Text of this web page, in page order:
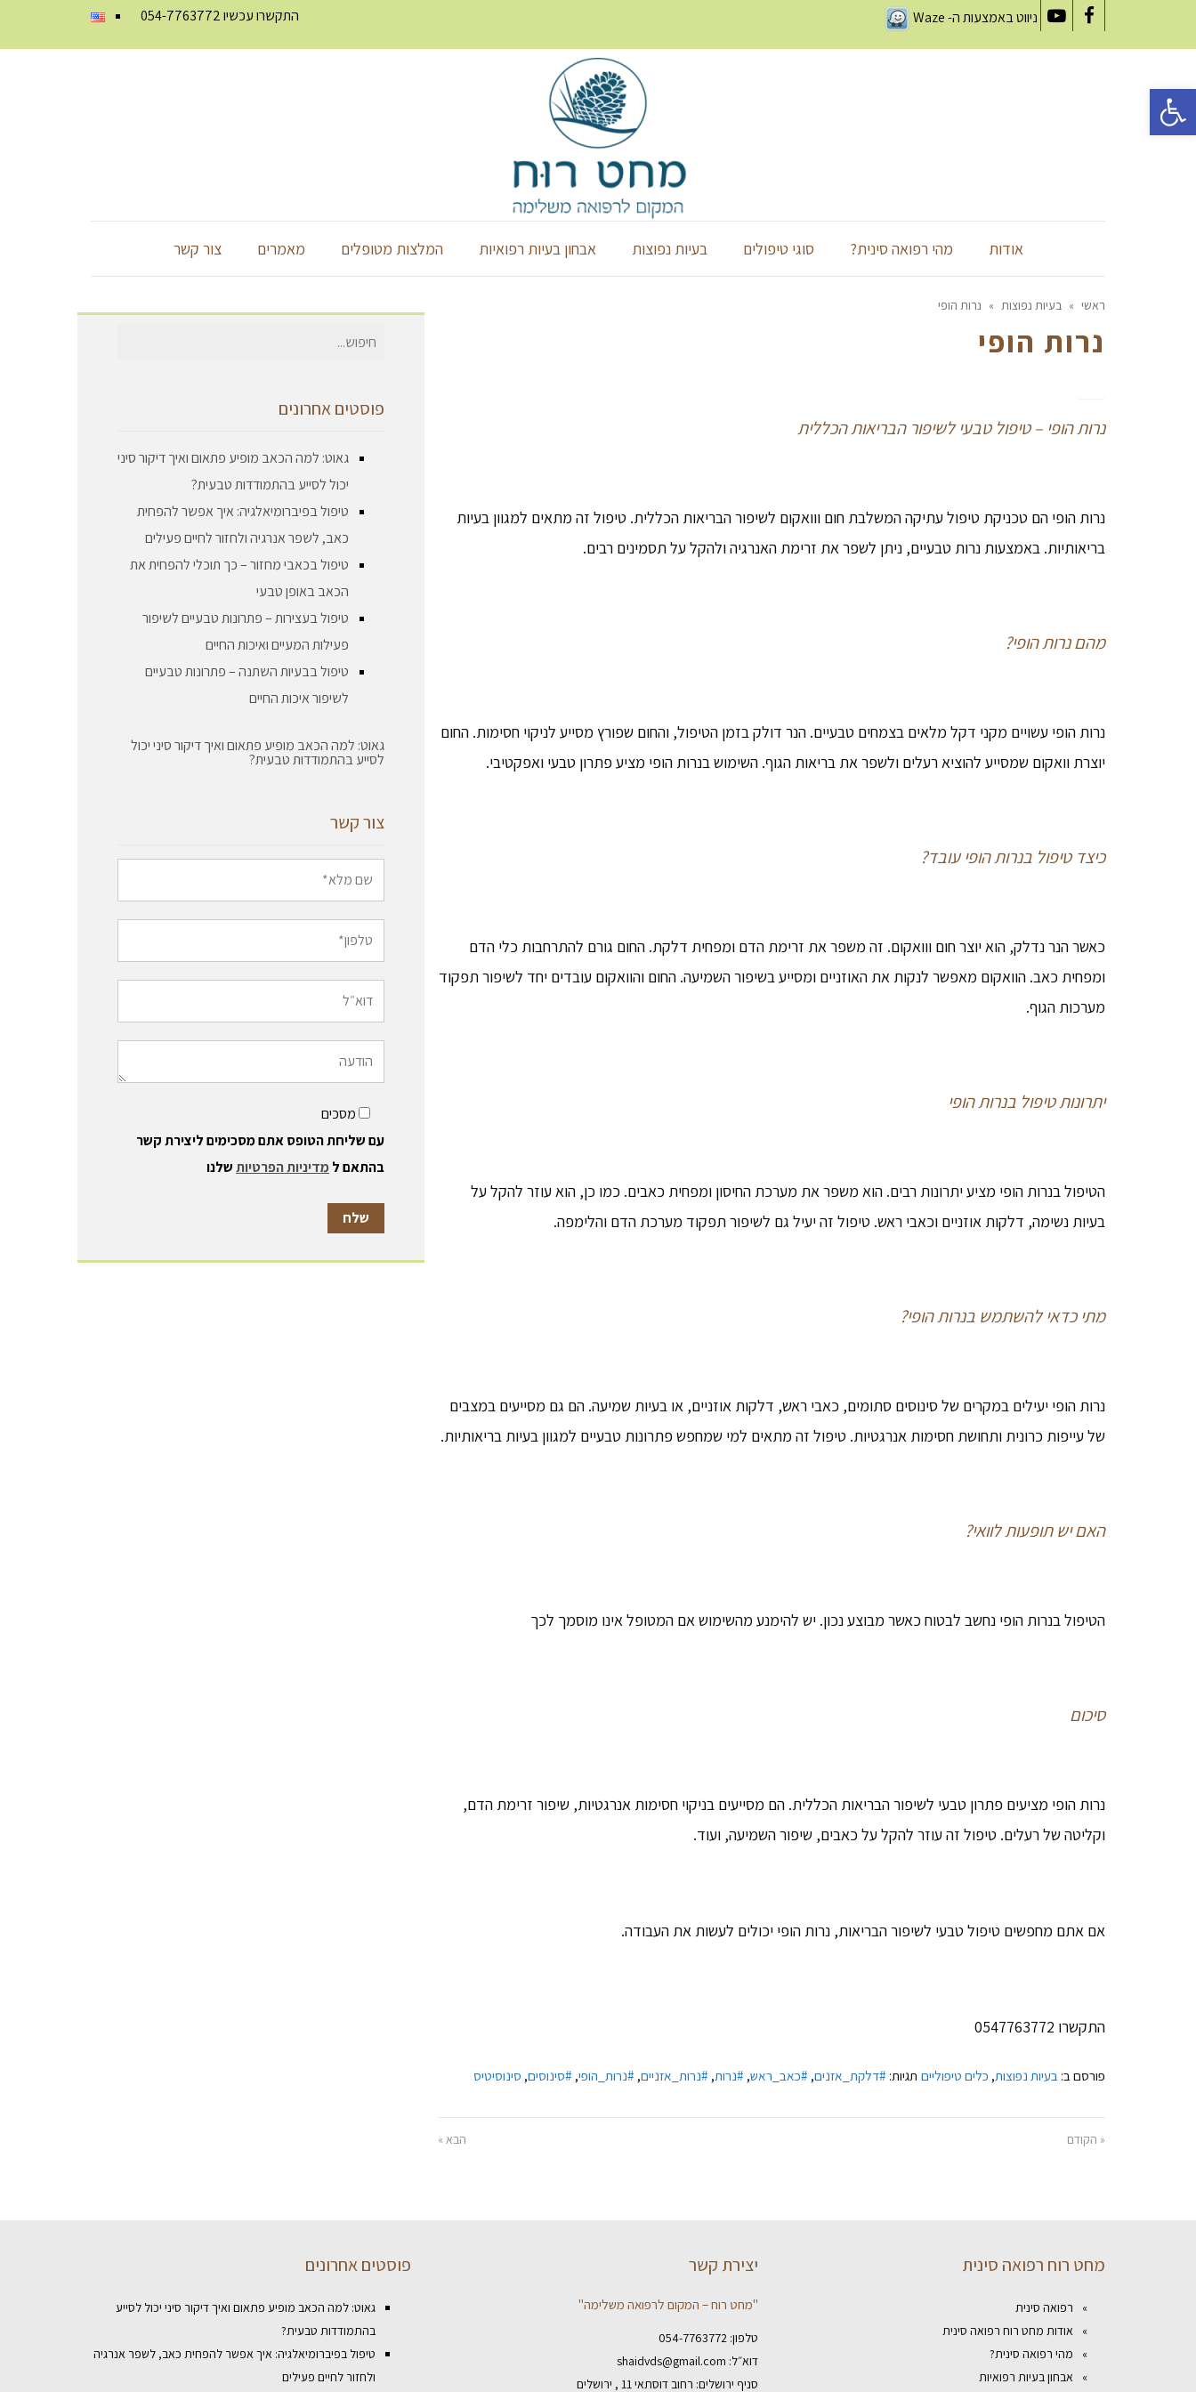
Facebook
YouTube
ניווט באמצעות ה-Waze התקשרו עכשיו054-7763772
אודות מהי רפואה סינית? סוגי טיפולים בעיות נפוצות אבחון בעיות רפואיות המלצות מטופלים מאמרים צור קשר
ראשי » בעיות נפוצות » נרות הופי
נרות הופי
נרות הופי – טיפול טבעי לשיפור הבריאות הכללית
נרות הופי הם טכניקת טיפול עתיקה המשלבת חום ווואקום לשיפור הבריאות הכללית. טיפול זה מתאים למגוון בעיות
בריאותיות. באמצעות נרות טבעיים, ניתן לשפר את זרימת האנרגיה ולהקל על תסמינים רבים.
מהם נרות הופי?
נרות הופי עשויים מקני דקל מלאים בצמחים טבעיים. הנר דולק בזמן הטיפול, והחום שפורץ מסייע לניקוי חסימות. החום
יוצרת וואקום שמסייע להוציא רעלים ולשפר את בריאות הגוף. השימוש בנרות הופי מציע פתרון טבעי ואפקטיבי.
כיצד טיפול בנרות הופי עובד?
כאשר הנר נדלק, הוא יוצר חום ווואקום. זה משפר את זרימת הדם ומפחית דלקת. החום גורם להתרחבות כלי הדם
ומפחית כאב. הוואקום מאפשר לנקות את האוזניים ומסייע בשיפור השמיעה. החום והוואקום עובדים יחד לשיפור תפקוד
מערכות הגוף.
יתרונות טיפול בנרות הופי
הטיפול בנרות הופי מציע יתרונות רבים. הוא משפר את מערכת החיסון ומפחית כאבים. כמו כן, הוא עוזר להקל על
בעיות נשימה, דלקות אוזניים וכאבי ראש. טיפול זה יעיל גם לשיפור תפקוד מערכת הדם והלימפה.
מתי כדאי להשתמש בנרות הופי?
נרות הופי יעילים במקרים של סינוסים סתומים, כאבי ראש, דלקות אוזניים, או בעיות שמיעה. הם גם מסייעים במצבים
של עייפות כרונית ותחושת חסימות אנרגטיות. טיפול זה מתאים למי שמחפש פתרונות טבעיים למגוון בעיות בריאותיות.
האם יש תופעות לוואי?
הטיפול בנרות הופי נחשב לבטוח כאשר מבוצע נכון. יש להימנע מהשימוש אם המטופל אינו מוסמך לכך
סיכום
נרות הופי מציעים פתרון טבעי לשיפור הבריאות הכללית. הם מסייעים בניקוי חסימות אנרגטיות, שיפור זרימת הדם,
וקליטה של רעלים. טיפול זה עוזר להקל על כאבים, שיפור השמיעה, ועוד.
אם אתם מחפשים טיפול טבעי לשיפור הבריאות, נרות הופי יכולים לעשות את העבודה.
התקשרו 0547763772
פורסם ב: בעיות נפוצות, כלים טיפוליים תגיות: #דלקת_אזנים, #כאב_ראש, #נרות, #נרות_אזניים, #נרות_הופי, #סינוסים, סינוסיטיס
« הקודם הבא »
חיפוש
פוסטים אחרונים
גאוט: למה הכאב מופיע פתאום ואיך דיקור סיני
יכול לסייע בהתמודדות טבעית?
טיפול בפיברומיאלגיה: איך אפשר להפחית
כאב, לשפר אנרגיה ולחזור לחיים פעילים
טיפול בכאבי מחזור – כך תוכלי להפחית את
הכאב באופן טבעי
טיפול בעצירות – פתרונות טבעיים לשיפור
פעילות המעיים ואיכות החיים
טיפול בבעיות השתנה – פתרונות טבעיים
לשיפור איכות החיים
גאוט: למה הכאב מופיע פתאום ואיך דיקור סיני יכול
לסייע בהתמודדות טבעית?
צור קשר
מסכים
עם שליחת הטופס אתם מסכימים ליצירת קשר
בהתאם ל מדיניות הפרטיותשלנו
מחט רוח רפואה סינית
רפואה סינית
אודות מחט רוח רפואה סינית
מהי רפואה סינית?
אבחון בעיות רפואיות
יצירת קשר
"מחט רוח – המקום לרפואה משלימה"
טלפון: 054-7763772
דוא״ל: shaidvds@gmail.com
סניף ירושלים: רחוב דוסתאי 11 , ירושלים
פוסטים אחרונים
גאוט: למה הכאב מופיע פתאום ואיך דיקור סיני יכול לסייע
בהתמודדות טבעית?
טיפול בפיברומיאלגיה: איך אפשר להפחית כאב, לשפר אנרגיה
ולחזור לחיים פעילים
פתח סרגל נגישות